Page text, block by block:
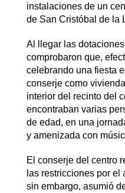
instalaciones de un
de San Cristóbal de la
Al llegar las
comprobaron que,
celebrando una fiesta
conserje como
interior del recinto del
encontraban varias
de edad, en una
y amenizada con
El conserje del centro
las restricciones por el
sin embargo, asumió